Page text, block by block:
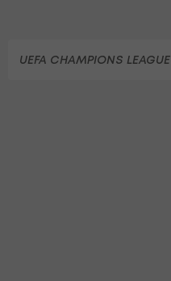
UEFA CHAMPIONS LEAGUE